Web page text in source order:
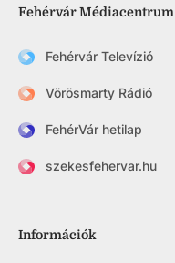
Fehérvár Médiacentrum
Fehérvár Televízió
Vörösmarty Rádió
FehérVár hetilap
szekesfehervar.hu
Információk